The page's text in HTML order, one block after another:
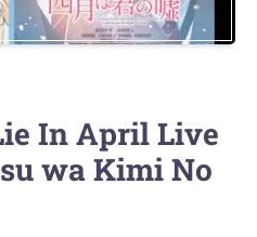
In April Live
wa Kimi No